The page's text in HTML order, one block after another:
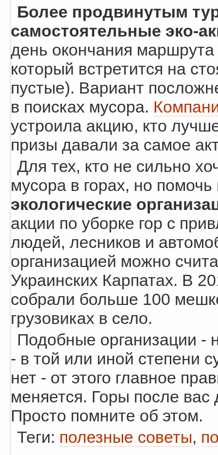
Более продвинутым
самостоятельные эко-
день окончания
который встретится на
пустые). Вариант
в поисках мусора.
устроила акцию, кто
призы давали за самое
Для тех, кто не сильно
мусора в горах, но
экологические
акции по уборке гор с
людей, лесников и
организацией можно
Украинских Карпатах. В
собрали больше 100
грузовиках в село.
Подобные организации -
- в той или иной степени
нет - от этого главное
меняется. Горы после
Просто помните об этом.
Теги: полезные советы,